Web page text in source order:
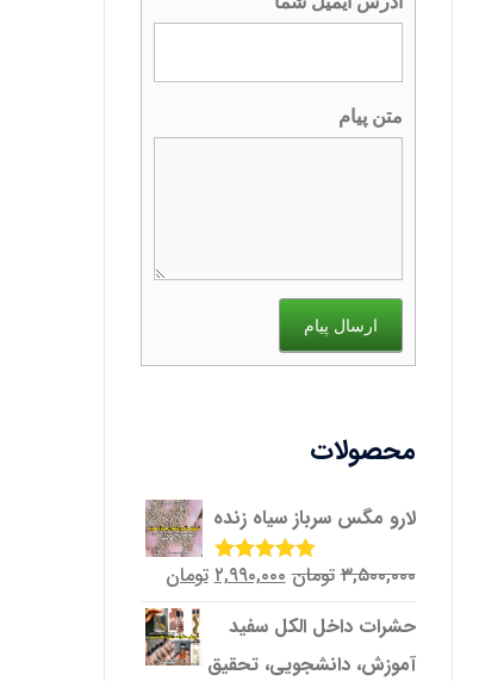
متن پیام
ارسال پیام
محصولات
لارو مگس سرباز سیاه زنده
امتیاز5.00از
۳,۵۰۰,۰۰۰ تومانقیمت
اصلی
۳,۵۰۰,۰۰۰تومان
۲,۹۹۰,۰۰۰ تومان
فعلی
حشرات داخل الکل سفید
آموزش، دانشجویی، تحقیق